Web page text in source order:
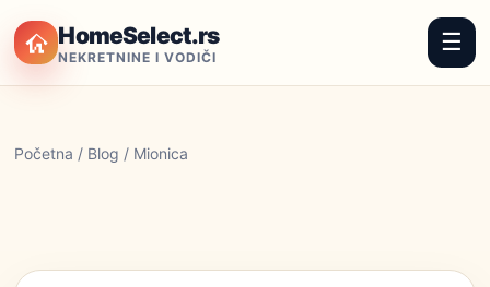
HomeSelect.rs
NEKRETNINE I VODIČI
☰
Početna / Blog / Mionica